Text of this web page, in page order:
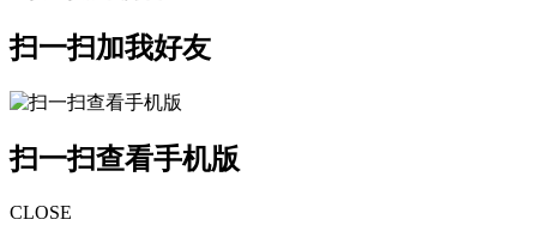
扫一扫加我好友
扫一扫查看手机版
CLOSE